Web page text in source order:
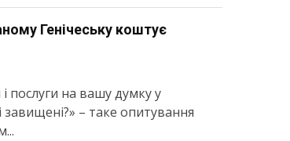
Генічеську коштує
послуги на вашу думку у
завищені?» – таке опитування